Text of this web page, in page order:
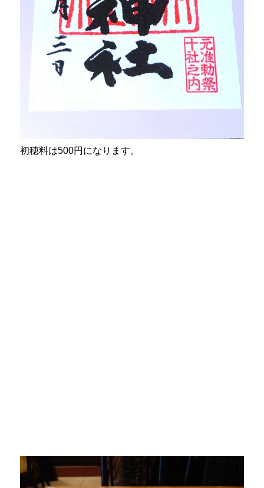
初穂料は500円になります。